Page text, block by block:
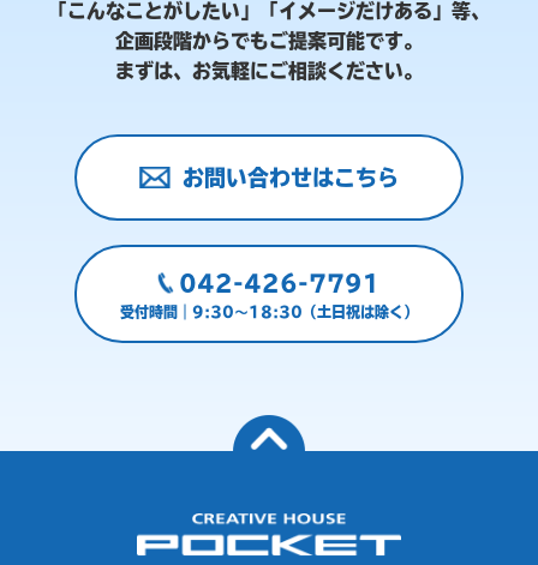
「こんなことがしたい」「イメージだけある」等、
企画段階からでもご提案可能です。
まずは、お気軽にご相談ください。
お問い合わせはこちら
042-426-7791
受付時間｜9:30～18:30（土日祝は除く）